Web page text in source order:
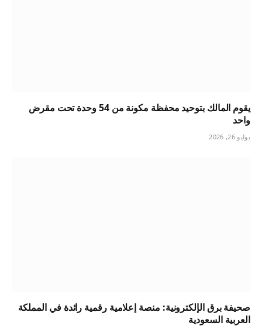
يقوم المالك بتوحيد محفظة مكونة من 54 وحدة تحت مقرض
واحد
يوليو 26, 2026
صحيفة برق الإلكترونية: منصة إعلامية رقمية رائدة في المملكة
العربية السعودية